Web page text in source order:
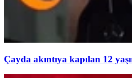
Çayda akıntıya kapılan 12